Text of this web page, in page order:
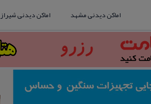
اماکن دیدنی مشهد اماکن دیدنی شیراز